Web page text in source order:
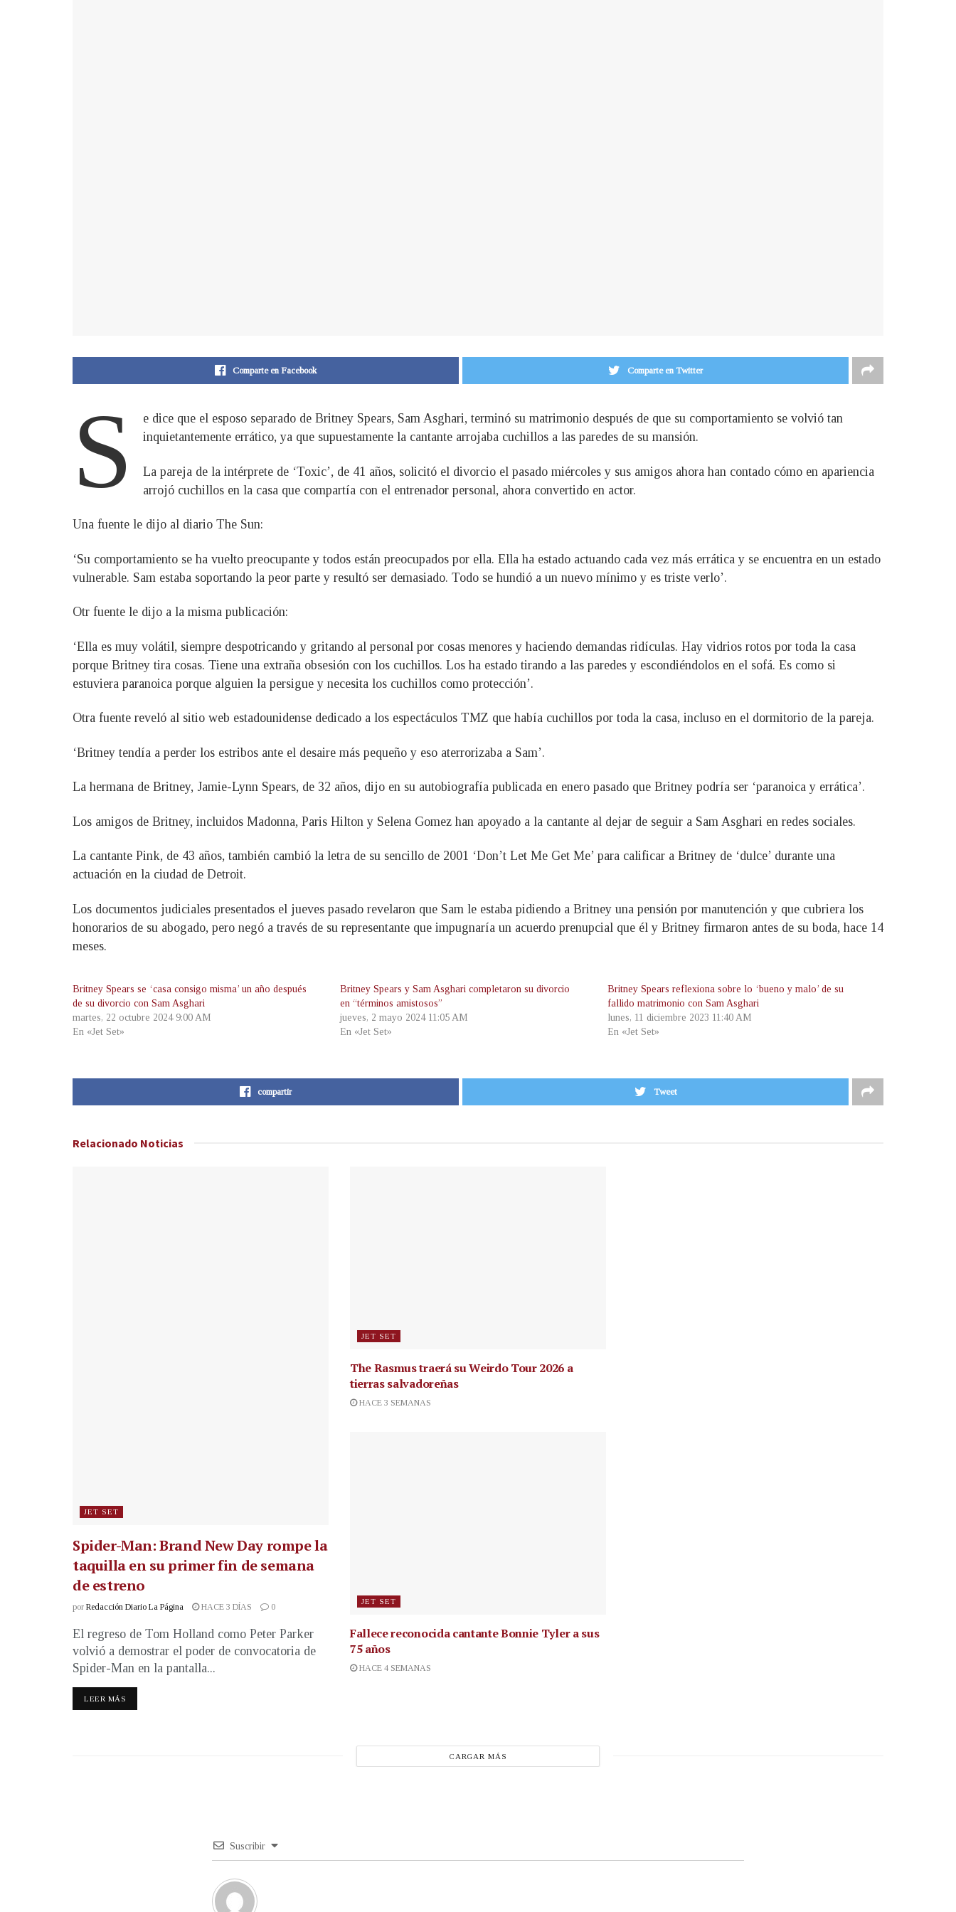
Comparte en Facebook Comparte en Twitter
S
e dice que el esposo separado de Britney Spears, Sam Asghari, terminó su matrimonio después de que su comportamiento se volvió tan
inquietantemente errático, ya que supuestamente la cantante arrojaba cuchillos a las paredes de su mansión.
La pareja de la intérprete de ‘Toxic’, de 41 años, solicitó el divorcio el pasado miércoles y sus amigos ahora han contado cómo en apariencia
arrojó cuchillos en la casa que compartía con el entrenador personal, ahora convertido en actor.
Una fuente le dijo al diario The Sun:
‘Su comportamiento se ha vuelto preocupante y todos están preocupados por ella. Ella ha estado actuando cada vez más errática y se encuentra en un estado
vulnerable. Sam estaba soportando la peor parte y resultó ser demasiado. Todo se hundió a un nuevo mínimo y es triste verlo’.
Otr fuente le dijo a la misma publicación:
‘Ella es muy volátil, siempre despotricando y gritando al personal por cosas menores y haciendo demandas ridículas. Hay vidrios rotos por toda la casa
porque Britney tira cosas. Tiene una extraña obsesión con los cuchillos. Los ha estado tirando a las paredes y escondiéndolos en el sofá. Es como si
estuviera paranoica porque alguien la persigue y necesita los cuchillos como protección’.
Otra fuente reveló al sitio web estadounidense dedicado a los espectáculos TMZ que había cuchillos por toda la casa, incluso en el dormitorio de la pareja.
‘Britney tendía a perder los estribos ante el desaire más pequeño y eso aterrorizaba a Sam’.
La hermana de Britney, Jamie-Lynn Spears, de 32 años, dijo en su autobiografía publicada en enero pasado que Britney podría ser ‘paranoica y errática’.
Los amigos de Britney, incluidos Madonna, Paris Hilton y Selena Gomez han apoyado a la cantante al dejar de seguir a Sam Asghari en redes sociales.
La cantante Pink, de 43 años, también cambió la letra de su sencillo de 2001 ‘Don’t Let Me Get Me’ para calificar a Britney de ‘dulce’ durante una
actuación en la ciudad de Detroit.
Los documentos judiciales presentados el jueves pasado revelaron que Sam le estaba pidiendo a Britney una pensión por manutención y que cubriera los
honorarios de su abogado, pero negó a través de su representante que impugnaría un acuerdo prenupcial que él y Britney firmaron antes de su boda, hace 14
meses.
Britney Spears se ‘casa consigo misma’ un año después
de su divorcio con Sam Asghari
martes, 22 octubre 2024 9:00 AM
En «Jet Set»
Britney Spears y Sam Asghari completaron su divorcio
en “términos amistosos”
jueves, 2 mayo 2024 11:05 AM
En «Jet Set»
Britney Spears reflexiona sobre lo ‘bueno y malo’ de su
fallido matrimonio con Sam Asghari
lunes, 11 diciembre 2023 11:40 AM
En «Jet Set»
compartir Tweet
Relacionado Noticias
JET SET
Spider-Man: Brand New Day rompe la
taquilla en su primer fin de semana
de estreno
por Redacción Diario La Página HACE 3 DÍAS 0
El regreso de Tom Holland como Peter Parker
volvió a demostrar el poder de convocatoria de
Spider-Man en la pantalla...
LEER MÁS
JET SET
The Rasmus traerá su Weirdo Tour 2026 a
tierras salvadoreñas
HACE 3 SEMANAS
JET SET
Fallece reconocida cantanteBonnie Tyler a sus
75 años
HACE 4 SEMANAS
CARGAR MÁS
Suscribir